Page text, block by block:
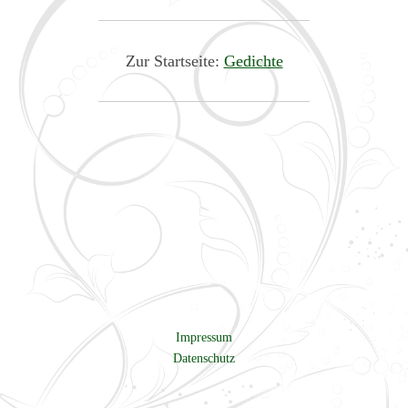
Zur Startseite: Gedichte
Impressum
Datenschutz